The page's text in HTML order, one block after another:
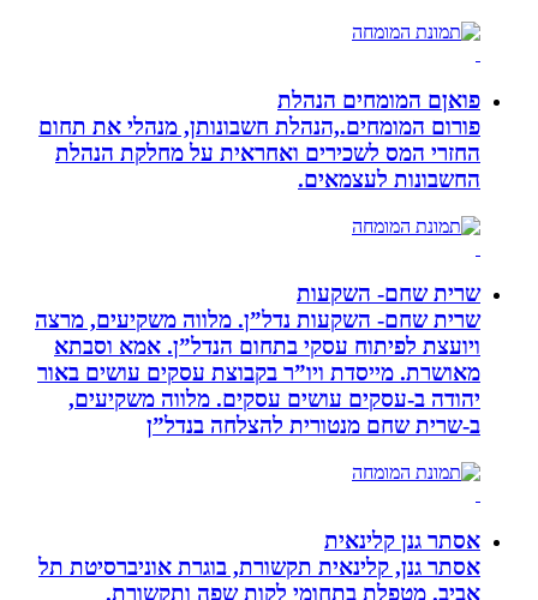
פואןם המומחים הנהלת
פורום המומחים.,הנהלת חשבונותן, מנהלי את תחום
החזרי המס לשכירים ואחראית על מחלקת הנהלת
החשבונות לעצמאים.
שרית שחם- השקעות
שרית שחם- השקעות נדל”ן. מלווה משקיעים, מרצה
ויועצת לפיתוח עסקי בתחום הנדל”ן. אמא וסבתא
מאושרת. ‏מייסדת ויו”ר בקבוצת עסקים עושים באור
יהודה‏ ב-‏עסקים עושים עסקים‏. ‏מלווה משקיעים,
ב-‏שרית שחם מנטורית להצלחה בנדל”ן‏
אסתר גנן קלינאית
אסתר גנן, קלינאית תקשורת, בוגרת אוניברסיטת תל
אביב. מטפלת בתחומי לקות שפה ותקשורת.